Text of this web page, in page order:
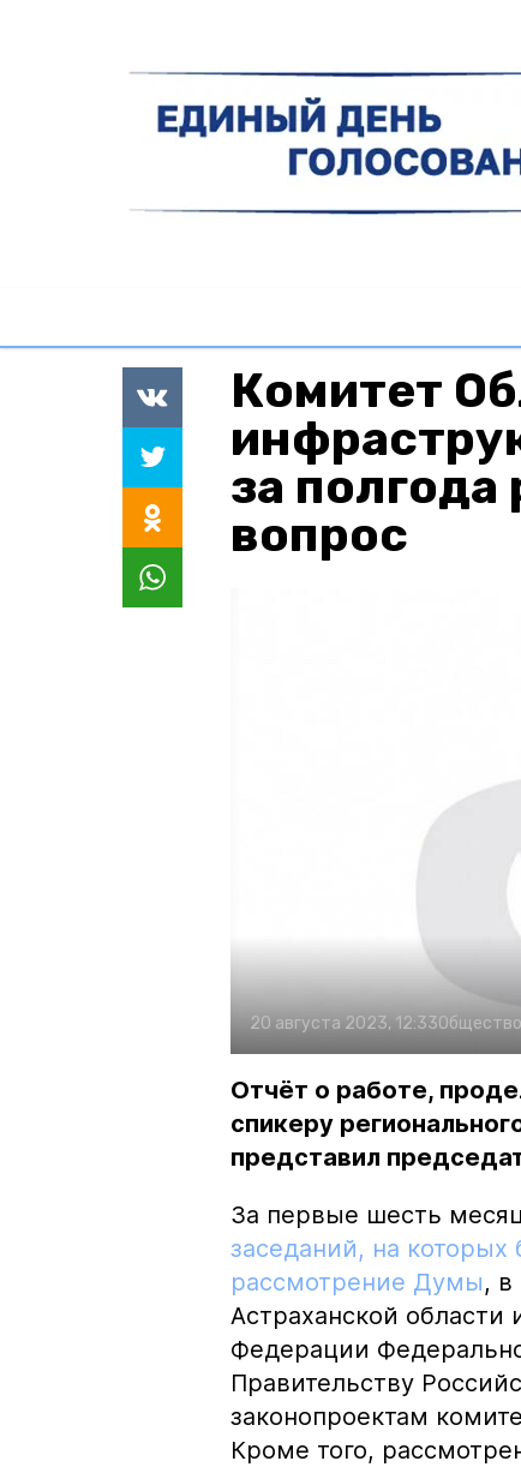
Комитет
за полгода
вопрос
20 августа 2023, 12:33Общество
Отчёт о работе,
спикеру
представил
За первые шесть
заседаний, на
рассмотрение Думы, в
Астраханской
Федерации
Правительству
законопроектам
Кроме того,